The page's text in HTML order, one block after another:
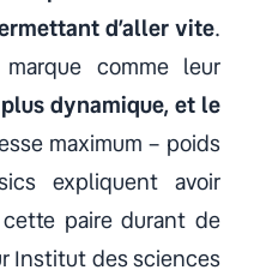
d’aller vite.
comme leur
dynamique, et le
maximum – poids
expliquent avoir
paire durant de
Institut des sciences